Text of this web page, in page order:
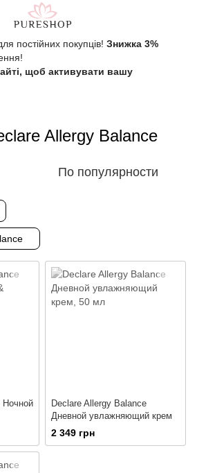
постійних покупців! Знижка 3%
щоб активувати вашу
Allergy Balance
По популярности
Ночной
Declare Allergy Balance
Дневной увлажняющий крем
2 349 грн